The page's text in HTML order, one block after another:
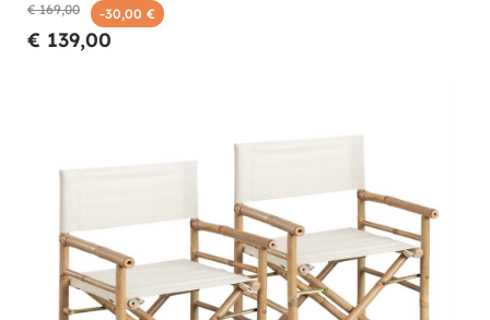
€ 169,00 -30,00 €
€ 139,00